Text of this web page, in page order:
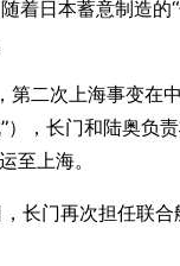
着日本蓄意制造的
第二次上海事变在
），长门和陆奥负
至上海。
长门再次担任联合